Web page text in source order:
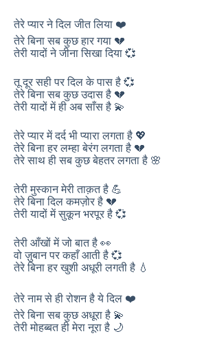
तेरे प्यार ने दिल जीत लिया ❤️
तेरे बिना सब कुछ हार गया 💔
तेरी यादों ने जीना सिखा दिया 💞
तू दूर सही पर दिल के पास है 💞
तेरे बिना सब कुछ उदास है 💔
तेरी यादों में ही अब साँस है 💫
तेरे प्यार में दर्द भी प्यारा लगता है 💖
तेरे बिना हर लम्हा बेरंग लगता है 💔
तेरे साथ ही सब कुछ बेहतर लगता है 🌸
तेरी मुस्कान मेरी ताक़त है 💪
तेरे बिना दिल कमज़ोर है 💔
तेरी यादों में सुकून भरपूर है 💞
तेरी आँखों में जो बात है 👀
वो ज़ुबान पर कहाँ आती है 💞
तेरे बिना हर खुशी अधूरी लगती है 💧
तेरे नाम से ही रोशन है ये दिल ❤️
तेरे बिना सब कुछ अधूरा है 💫
तेरी मोहब्बत ही मेरा नूरा है 🌙